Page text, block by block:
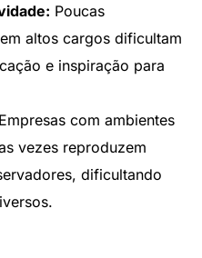
Poucas
altos cargos dificultam
e inspiração para
Empresas com ambientes
vezes reproduzem
dificultando